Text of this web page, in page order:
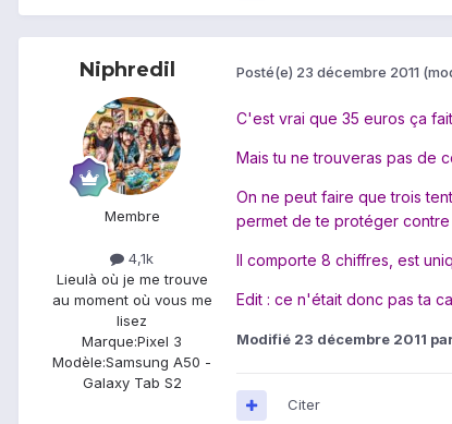
Niphredil
Membre
4,1k
Lieulà où je me trouve
au moment où vous me
lisez
Marque:Pixel 3
Modèle:Samsung A50 -
Galaxy Tab S2
Posté(e) 23 décembre 2011
C'est vrai que 35 euros ça
Mais tu ne trouveras pas de
On ne peut faire que trois
permet de te protéger
Il comporte 8 chiffres, est
Edit : ce n'était donc pas ta
Modifié 23 décembre 2011
Citer